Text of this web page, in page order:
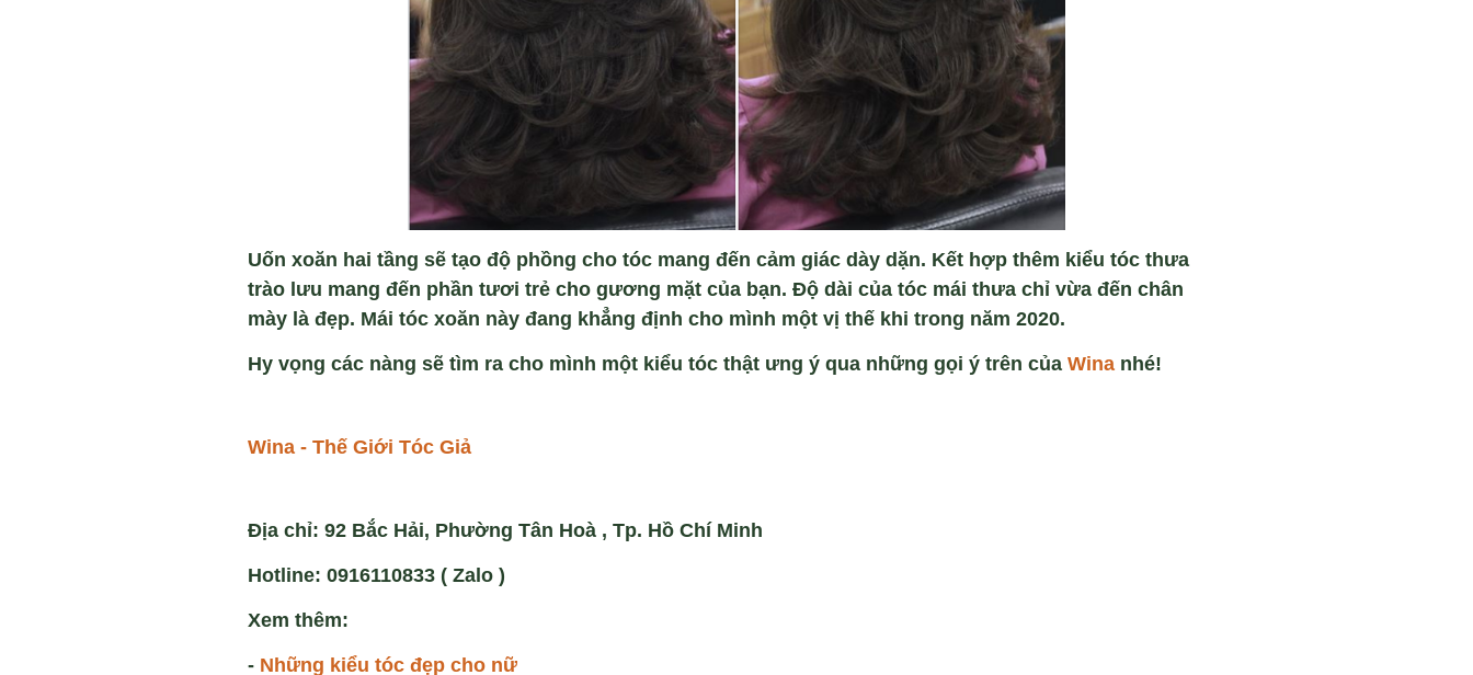
Uốn xoăn hai tầng sẽ tạo độ phồng cho tóc mang đến cảm giác dày dặn. Kết hợp thêm kiểu tóc thưa
trào lưu mang đến phần tươi trẻ cho gương mặt của bạn. Độ dài của tóc mái thưa chỉ vừa đến chân
mày là đẹp. Mái tóc xoăn này đang khẳng định cho mình một vị thế khi trong năm 2020.
Hy vọng các nàng sẽ tìm ra cho mình một kiểu tóc thật ưng ý qua những gọi ý trên của Winanhé!
Wina - Thế Giới Tóc Giả
Địa chỉ: 92 Bắc Hải, Phường Tân Hoà , Tp. Hồ Chí Minh
Hotline: 0916110833 ( Zalo )
Xem thêm:
- Những kiểu tóc đẹp cho nữ